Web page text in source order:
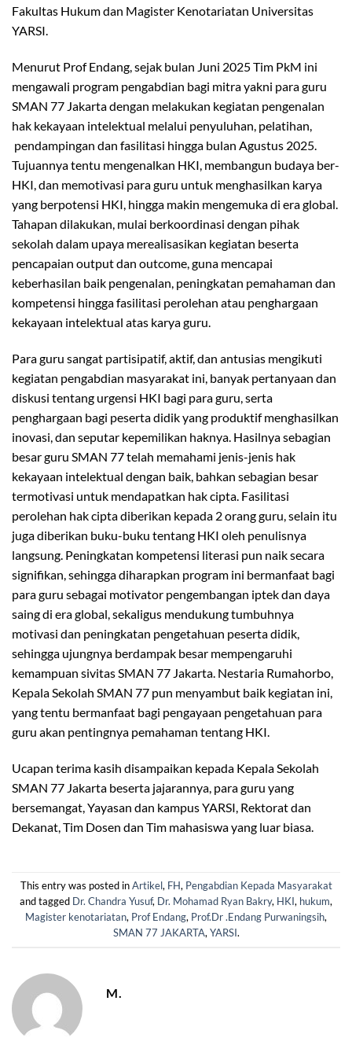
Fakultas Hukum dan Magister Kenotariatan Universitas
YARSI.
Menurut Prof Endang, sejak bulan Juni 2025 Tim PkM ini
mengawali program pengabdian bagi mitra yakni para guru
SMAN 77 Jakarta dengan melakukan kegiatan pengenalan
hak kekayaan intelektual melalui penyuluhan, pelatihan,
pendampingan dan fasilitasi hingga bulan Agustus 2025.
Tujuannya tentu mengenalkan HKI, membangun budaya ber-
HKI, dan memotivasi para guru untuk menghasilkan karya
yang berpotensi HKI, hingga makin mengemuka di era global.
Tahapan dilakukan, mulai berkoordinasi dengan pihak
sekolah dalam upaya merealisasikan kegiatan beserta
pencapaian output dan outcome, guna mencapai
keberhasilan baik pengenalan, peningkatan pemahaman dan
kompetensi hingga fasilitasi perolehan atau penghargaan
kekayaan intelektual atas karya guru.
Para guru sangat partisipatif, aktif, dan antusias mengikuti
kegiatan pengabdian masyarakat ini, banyak pertanyaan dan
diskusi tentang urgensi HKI bagi para guru, serta
penghargaan bagi peserta didik yang produktif menghasilkan
inovasi, dan seputar kepemilikan haknya. Hasilnya sebagian
besar guru SMAN 77 telah memahami jenis-jenis hak
kekayaan intelektual dengan baik, bahkan sebagian besar
termotivasi untuk mendapatkan hak cipta. Fasilitasi
perolehan hak cipta diberikan kepada 2 orang guru, selain itu
juga diberikan buku-buku tentang HKI oleh penulisnya
langsung. Peningkatan kompetensi literasi pun naik secara
signifikan, sehingga diharapkan program ini bermanfaat bagi
para guru sebagai motivator pengembangan iptek dan daya
saing di era global, sekaligus mendukung tumbuhnya
motivasi dan peningkatan pengetahuan peserta didik,
sehingga ujungnya berdampak besar mempengaruhi
kemampuan sivitas SMAN 77 Jakarta. Nestaria Rumahorbo,
Kepala Sekolah SMAN 77 pun menyambut baik kegiatan ini,
yang tentu bermanfaat bagi pengayaan pengetahuan para
guru akan pentingnya pemahaman tentang HKI.
Ucapan terima kasih disampaikan kepada Kepala Sekolah
SMAN 77 Jakarta beserta jajarannya, para guru yang
bersemangat, Yayasan dan kampus YARSI, Rektorat dan
Dekanat, Tim Dosen dan Tim mahasiswa yang luar biasa.
This entry was posted inArtikel, FH, Pengabdian Kepada Masyarakat
and tagged Dr. Chandra Yusuf, Dr. Mohamad Ryan Bakry, HKI, hukum,
Magister kenotariatan, Prof Endang, Prof.Dr .Endang Purwaningsih,
SMAN 77 JAKARTA, YARSI.
M.